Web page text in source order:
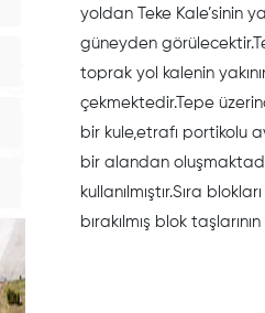
yoldan Teke Kale’sinin
güneyden
toprak yol kalenin
çekmektedir.Tepe
bir kule,etrafı portikolu
bir alandan
kullanılmıştır.Sıra
bırakılmış blok